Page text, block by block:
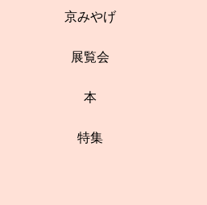
京みやげ
展覧会
本
特集